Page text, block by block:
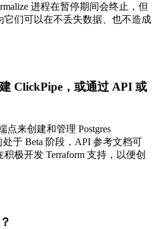
进程在暂停期间会终止，但
它们可以在不丢失数据、也不造成
ClickPipe，或通过 API 或
点来创建和管理 Postgres
于 Beta 阶段，API 参考文档可
极开发 Terraform 支持，以便创